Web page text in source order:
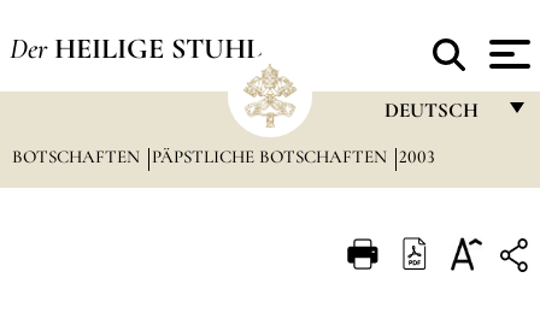
Der HEILIGE STUHL
DEUTSCH
FRANÇAIS
ITALIANO
BOTSCHAFTEN PÄPSTLICHE BOTSCHAFTEN 2003